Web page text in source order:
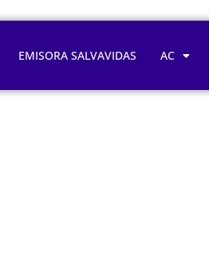
EMISORA SALVAVIDAS AC